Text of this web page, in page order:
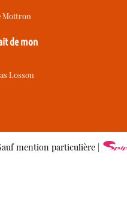
Mottron
de mon
Losson
mention particulière |